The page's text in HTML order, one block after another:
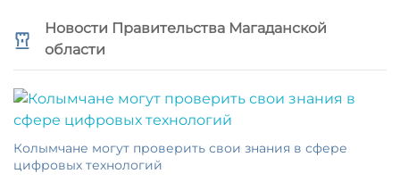
Новости Правительства Магаданской
области
Колымчане могут проверить свои знания в сфере
цифровых технологий